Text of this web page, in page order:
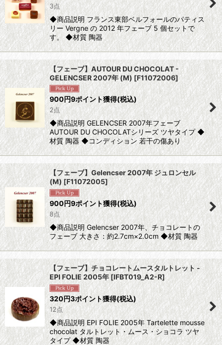
3点
◆商品説明 フランス東部ベルフォールのパティス
リー Vergne の 2012 年フェーブ 5 個セットで
す。 ◆材質 陶器
【フェーブ】AUTOUR DU CHOCOLAT -
GELENCSER 2007年 (M)[F11072006]
900円9ポイント獲得(税込)
2点
◆商品説明 GELENCSER 2007年フェーブ
AUTOUR DU CHOCOLATシリーズ ツヤタイプ ◆
材質 陶器 ◆コンディション 若干の傷あり
【フェーブ】Gelencser 2007年 ジュロンセル
(M) [F11072005]
900円9ポイント獲得(税込)
8点
◆商品説明 Gelencser 2007年、チョコレートの
フェーブ 大きさ：約2.7cm×2.0cm ◆材質 陶器
【フェーブ】チョコレートムースタルトレット -
EPI FOLIE 2005年 [IFBT019_A2-R]
320円3ポイント獲得(税込)
12点
◆商品説明 EPI FOLIE 2005年 Tartelette mousse
chocolat タルトレット・ムース・ショコラ ツヤ
タイプ ◆材質 陶器